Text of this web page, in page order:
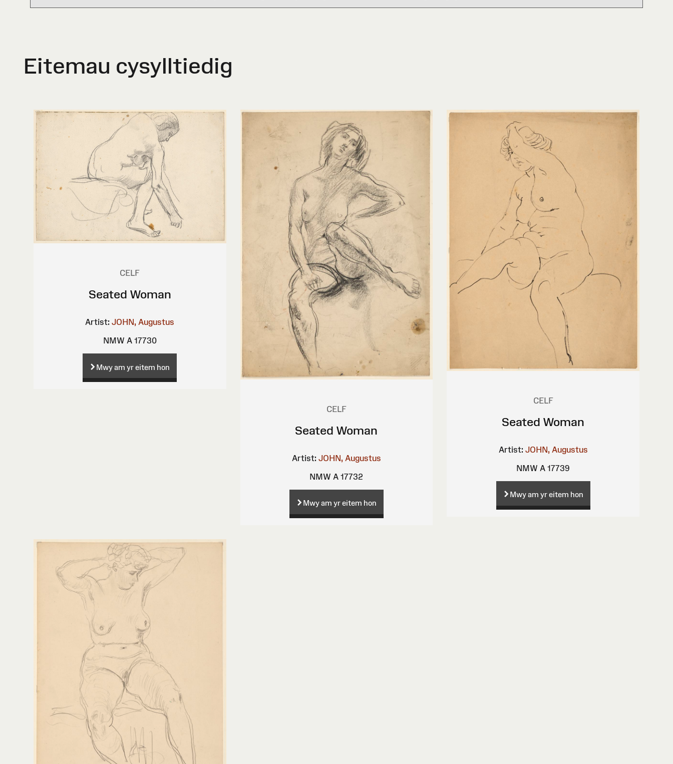
Eitemau cysylltiedig
CELF
Seated Woman
Artist: JOHN, Augustus
NMW A 17730
Mwy am yr eitem hon
CELF
Seated Woman
Artist: JOHN, Augustus
NMW A 17732
Mwy am yr eitem hon
CELF
Seated Woman
Artist: JOHN, Augustus
NMW A 17739
Mwy am yr eitem hon